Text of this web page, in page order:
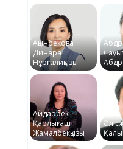
Ақынбекова
Динара
Нұрғалиқызы
Айдарбек
Қарлығаш
Жамалбекқызы